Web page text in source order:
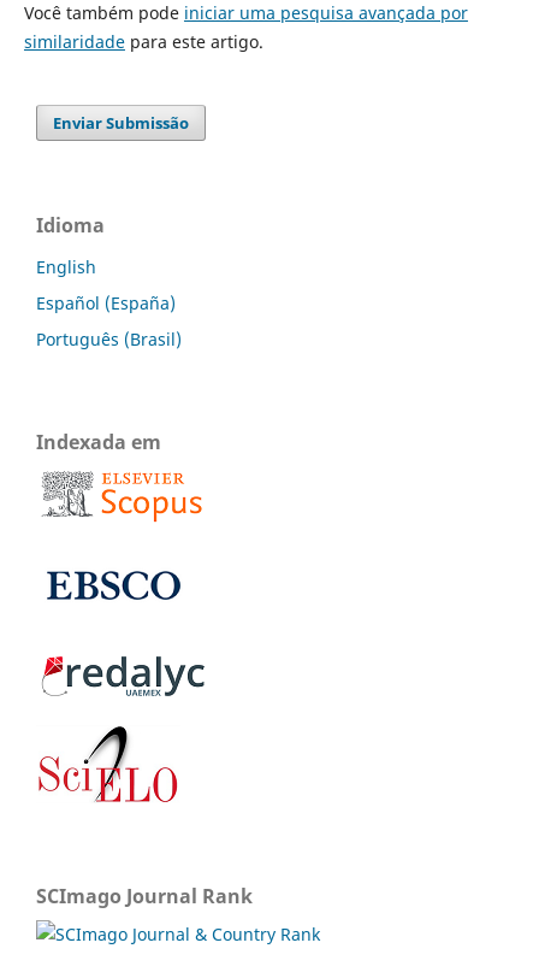
Você também pode iniciar uma pesquisa avançada por
similaridadepara este artigo.
Enviar Submissão
Idioma
English
Español (España)
Português (Brasil)
Indexada em
SCImago Journal Rank